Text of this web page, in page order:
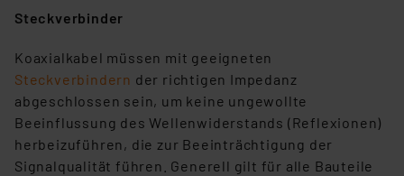
Europäischen Kommission sowie einer eigenen
insbesondere der Art der übermittelten Daten,
verbundenen Risiken.“
Impressum|Datenschutzerklärung
Steckverbinder
Koaxialkabel müssen mit geeigneten
Steckverbindern der richtigen Impedanz
abgeschlossen sein, um keine ungewollte
Beeinflussung des Wellenwiderstands (Reflexionen)
herbeizuführen, die zur Beeinträchtigung der
Signalqualität führen. Generell gilt für alle Bauteile